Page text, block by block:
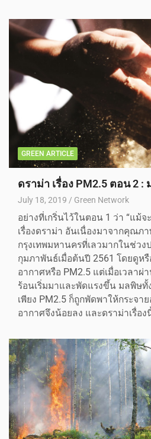
GREEN ARTICLE
ดราม่า เรื่อง PM2.5 ตอน 2
July 18, 2019 Green Network
อย่างที่เกริ่นไว้ในตอน 1 ว่า “แม้จ
เรื่องดราม่า อันเนื่องมาจากคุณภ
กรุงเทพมหานครที่เลวมากในช่ว
กุมภาพันธ์เมื่อต้นปี 2561 โดยดูห
อากาศหรือ PM2.5 แต่เมื่อเวลา
ร้อนเริ่มมาและพัดแรงขึ้น มลพิษทั้
เพียง PM2.5 ก็ถูกพัดพาให้กระจ
อากาศจึงน้อยลง และดราม่าเรื่อ